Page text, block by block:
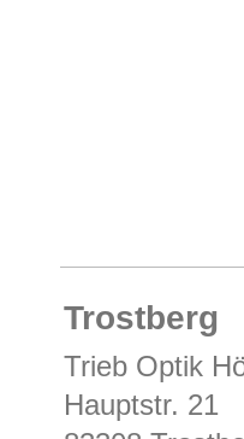
Trostberg
Trieb Optik
Hauptstr. 21